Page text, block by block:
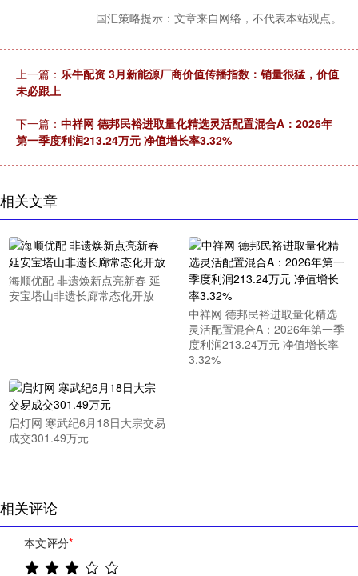
国汇策略提示：文章来自网络，不代表本站观点。
上一篇： 乐牛配资 3月新能源厂商价值传播指数：销量很猛，价值
未必跟上
下一篇： 中祥网 德邦民裕进取量化精选灵活配置混合A：2026年
第一季度利润213.24万元 净值增长率3.32%
相关文章
海顺优配 非遗焕新点亮新春 延
安宝塔山非遗长廊常态化开放
中祥网 德邦民裕进取量化精选
灵活配置混合A：2026年第一季
度利润213.24万元 净值增长率
3.32%
启灯网 寒武纪6月18日大宗交易
成交301.49万元
相关评论
本文评分*